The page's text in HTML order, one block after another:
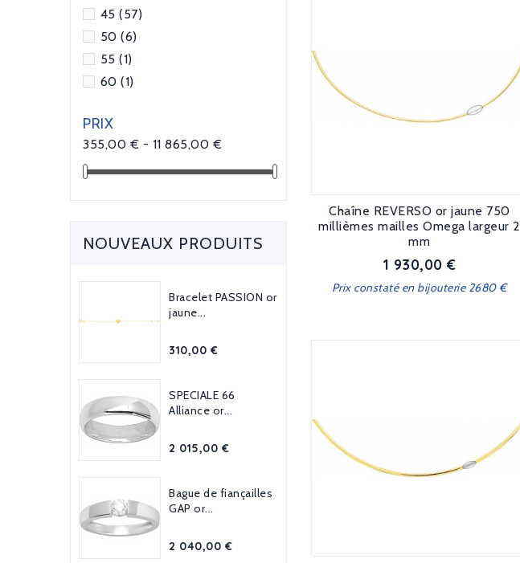
45 (57)
50 (6)
55 (1)
60 (1)
PRIX
355,00 € - 11 865,00 €
NOUVEAUX PRODUITS
Bracelet PASSION or
jaune...
Prix
310,00 €
SPECIALE 66
Alliance or...
Prix
2 015,00 €
Bague de fiançailles
GAP or...
Prix
2 040,00 €
Chaîne REVERSO or jaune 750
millièmes mailles Omega largeur 2
mm
Prix
1 930,00 €
Prix constaté en bijouterie 2680 €